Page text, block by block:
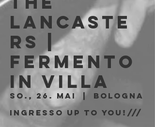
Lancaste
rs |
Fermento
in Villa
So., 26. Mai
  |
Bologna
Ingresso Up to You!///